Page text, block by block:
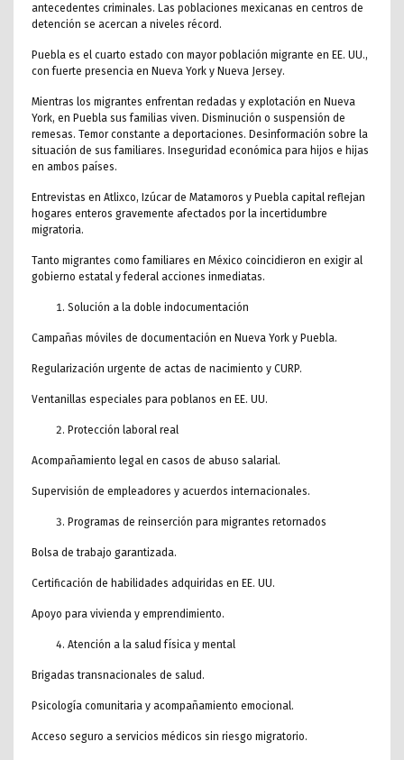
antecedentes criminales. Las poblaciones mexicanas en centros de
detención se acercan a niveles récord.
Puebla es el cuarto estado con mayor población migrante en EE. UU.,
con fuerte presencia en Nueva York y Nueva Jersey.
Mientras los migrantes enfrentan redadas y explotación en Nueva
York, en Puebla sus familias viven. Disminución o suspensión de
remesas. Temor constante a deportaciones. Desinformación sobre la
situación de sus familiares. Inseguridad económica para hijos e hijas
en ambos países.
Entrevistas en Atlixco, Izúcar de Matamoros y Puebla capital reflejan
hogares enteros gravemente afectados por la incertidumbre
migratoria.
Tanto migrantes como familiares en México coincidieron en exigir al
gobierno estatal y federal acciones inmediatas.
Solución a la doble indocumentación
Campañas móviles de documentación en Nueva York y Puebla.
Regularización urgente de actas de nacimiento y CURP.
Ventanillas especiales para poblanos en EE. UU.
Protección laboral real
Acompañamiento legal en casos de abuso salarial.
Supervisión de empleadores y acuerdos internacionales.
Programas de reinserción para migrantes retornados
Bolsa de trabajo garantizada.
Certificación de habilidades adquiridas en EE. UU.
Apoyo para vivienda y emprendimiento.
Atención a la salud física y mental
Brigadas transnacionales de salud.
Psicología comunitaria y acompañamiento emocional.
Acceso seguro a servicios médicos sin riesgo migratorio.